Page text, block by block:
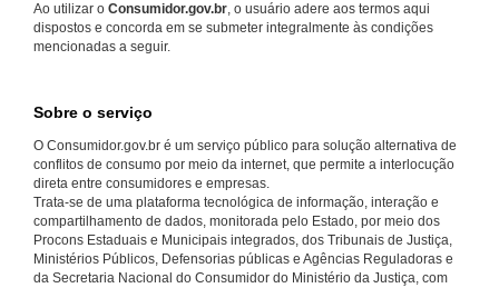
Ao utilizar o Consumidor.gov.br, o usuário adere aos termos aqui
dispostos e concorda em se submeter integralmente às condições
mencionadas a seguir.
Sobre o serviço
O Consumidor.gov.br é um serviço público para solução alternativa de
conflitos de consumo por meio da internet, que permite a interlocução
direta entre consumidores e empresas.
Trata-se de uma plataforma tecnológica de informação, interação e
compartilhamento de dados, monitorada pelo Estado, por meio dos
Procons Estaduais e Municipais integrados, dos Tribunais de Justiça,
Ministérios Públicos, Defensorias públicas e Agências Reguladoras e
da Secretaria Nacional do Consumidor do Ministério da Justiça, com